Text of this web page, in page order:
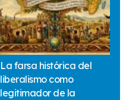
La farsa histórica del
liberalismo como
legitimador de la